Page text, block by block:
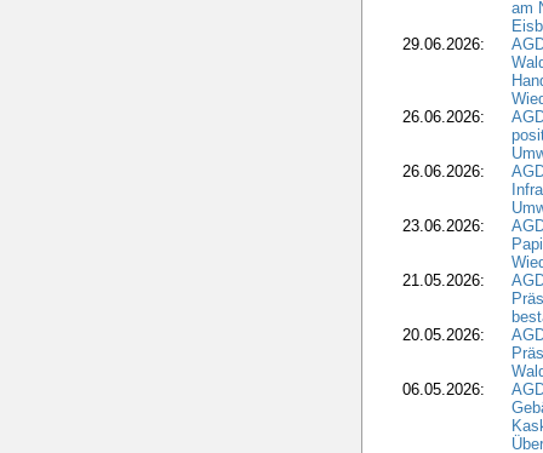
am
29.06.2026:
26.06.2026:
26.06.2026:
23.06.2026:
21.05.2026:
20.05.2026:
06.05.2026: